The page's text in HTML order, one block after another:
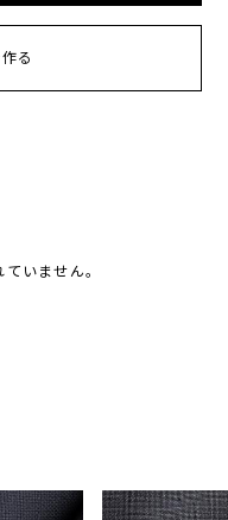
る
いません。